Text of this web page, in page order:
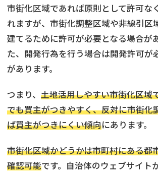
市街化区域であれば原則として許可な
れますが、市街化調整区域や非線引区
建てるために許可が必要となる場合が
た、開発行為を行う場合は開発許可が
があります。
つまり、 土地活用しやすい市街化区域
でも買主がつきやすく、反対に市街化
ば買主がつきにくい傾向にあります。
市街化区域かどうかは市町村にある都
確認可能です。自治体のウェブサイト